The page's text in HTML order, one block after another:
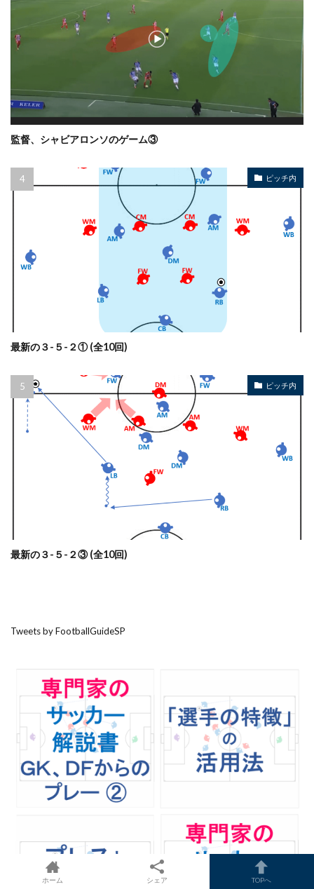
監督、シャビアロンソのゲーム③
ピッチ内
最新の３-５-２① (全10回)
ピッチ内
最新の３-５-２③ (全10回)
Tweets by FootballGuideSP
ホーム シェア TOPへ